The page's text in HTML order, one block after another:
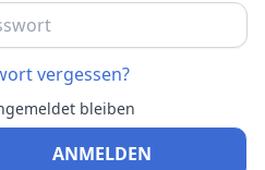
vergessen?
bleiben
ANMELDEN